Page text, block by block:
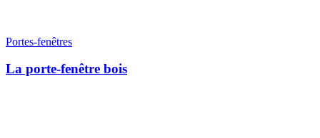
Portes-fenêtres
La porte-fenêtre bois